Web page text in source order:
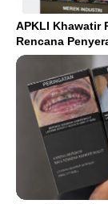
APKLI Khawatir
Rencana